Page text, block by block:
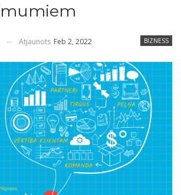
BIZNESS
Atjaunots Feb 2, 2022